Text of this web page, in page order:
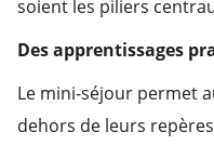
soient les piliers
Des apprentissages
Le mini-séjour permet
dehors de leurs